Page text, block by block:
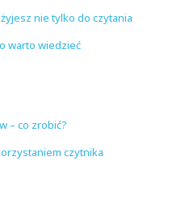
nie tylko do czytania
warto wiedzieć
– co zrobić?
czytnika